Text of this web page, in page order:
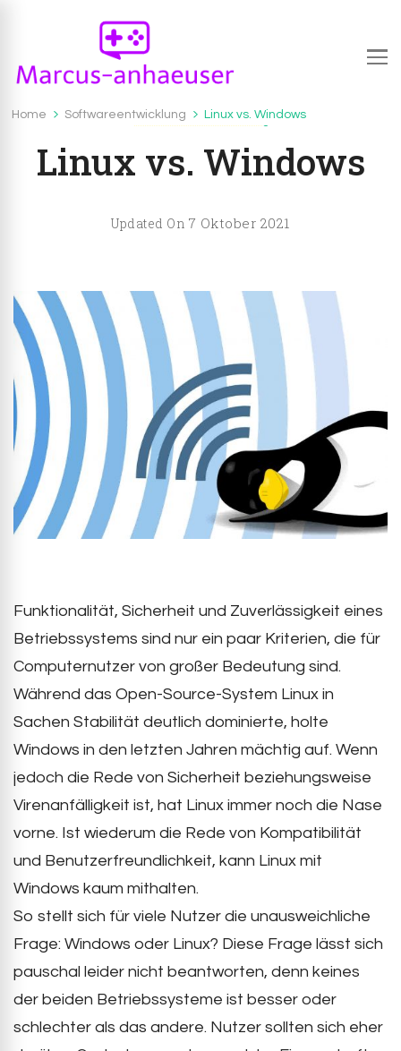
Marcus-anhaeuser.de
Home Softwareentwicklung Linux vs. Windows
Softwareentwicklung
Linux vs. Windows
Updated On 7 Oktober 2021
Funktionalität, Sicherheit und Zuverlässigkeit eines
Betriebssystems sind nur ein paar Kriterien, die für
Computernutzer von großer Bedeutung sind.
Während das Open-Source-System Linux in
Sachen Stabilität deutlich dominierte, holte
Windows in den letzten Jahren mächtig auf. Wenn
jedoch die Rede von Sicherheit beziehungsweise
Virenanfälligkeit ist, hat Linux immer noch die Nase
vorne. Ist wiederum die Rede von Kompatibilität
und Benutzerfreundlichkeit, kann Linux mit
Windows kaum mithalten.
So stellt sich für viele Nutzer die unausweichliche
Frage: Windows oder Linux? Diese Frage lässt sich
pauschal leider nicht beantworten, denn keines
der beiden Betriebssysteme ist besser oder
schlechter als das andere. Nutzer sollten sich eher